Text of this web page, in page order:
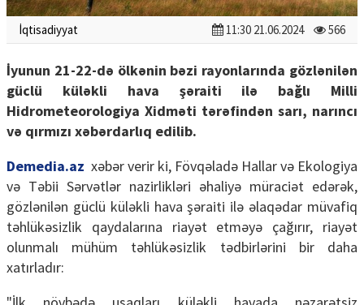
İqtisadiyyat 11:30 21.06.2024 566
İyunun 21-22-də ölkənin bəzi rayonlarında gözlənilən
güclü küləkli hava şəraiti ilə bağlı Milli
Hidrometeorologiya Xidməti tərəfindən sarı, narıncı
və qırmızı xəbərdarlıq edilib.
Demedia.az xəbər verir ki, Fövqəladə Hallar və Ekologiya
və Təbii Sərvətlər nazirlikləri əhaliyə müraciət edərək,
gözlənilən güclü küləkli hava şəraiti ilə əlaqədar müvafiq
təhlükəsizlik qaydalarına riayət etməyə çağırır, riayət
olunmalı mühüm təhlükəsizlik tədbirlərini bir daha
xatırladır: